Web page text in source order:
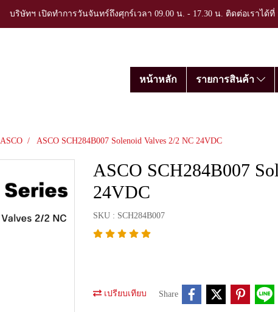
บริษัทฯ เปิดทำการวันจันทร์ถึงศุกร์เวลา 09.00 น. - 17.30 น. ติดต่อเราได้ที่ :
หน้าหลัก รายการสินค้า
ASCO ASCO SCH284B007 Solenoid Valves 2/2 NC 24VDC
ASCO SCH284B007
24VDC
SKU : SCH284B007
เปรียบเทียบ Share